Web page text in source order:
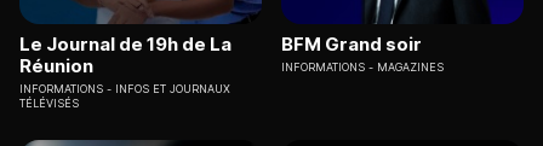
Le Journal de 19h de La
Réunion
INFORMATIONS
INFOS ET JOURNAUX
TÉLÉVISÉS
BFM Grand soir
INFORMATIONS MAGAZINES